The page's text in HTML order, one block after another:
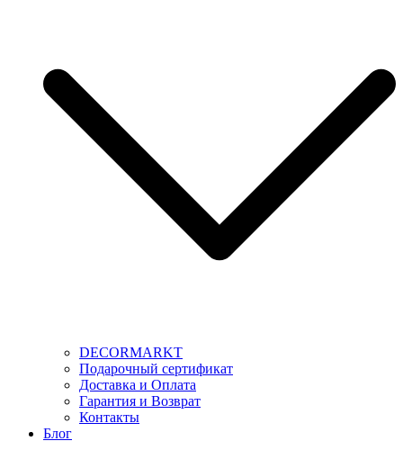
DECORMARKT
Подарочный сертификат
Доставка и Оплата
Гарантия и Возврат
Контакты
Блог